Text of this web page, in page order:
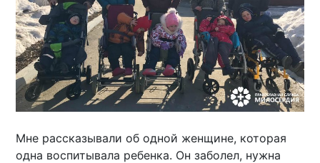
Мне рассказывали об одной женщине, которая
одна воспитывала ребенка. Он заболел, нужна